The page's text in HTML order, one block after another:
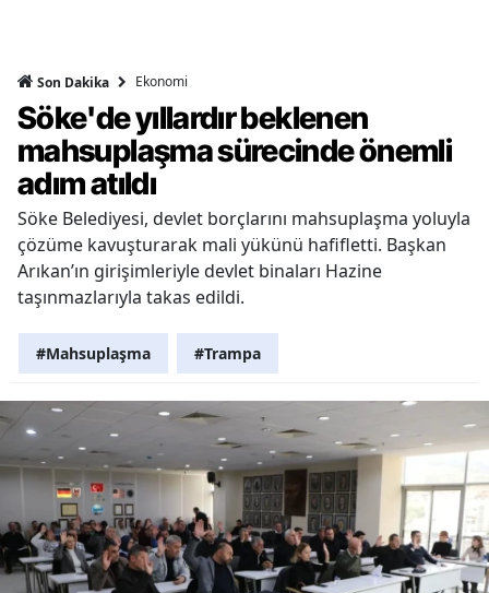
Son Dakika Ekonomi
Söke'de yıllardır beklenen
mahsuplaşma sürecinde önemli
adım atıldı
Söke Belediyesi, devlet borçlarını mahsuplaşma yoluyla
çözüme kavuşturarak mali yükünü hafifletti. Başkan
Arıkan’ın girişimleriyle devlet binaları Hazine
taşınmazlarıyla takas edildi.
#Mahsuplaşma #Trampa